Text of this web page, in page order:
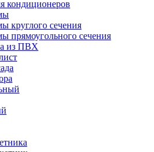
кондиционеров
круглого сечения
прямоугольного сечения
из ПВХ